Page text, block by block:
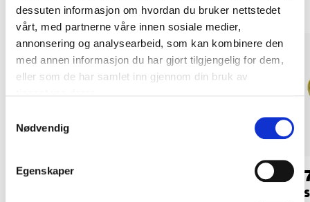
dessuten informasjon om hvordan du bruker nettstedet
vårt, med partnerne våre innen sosiale medier,
annonsering og analysearbeid, som kan kombinere den
med annen informasjon du har gjort tilgjengelig for dem,
eller som de har samlet inn gjennom din bruk av
Nødvendig
Egenskaper
7990